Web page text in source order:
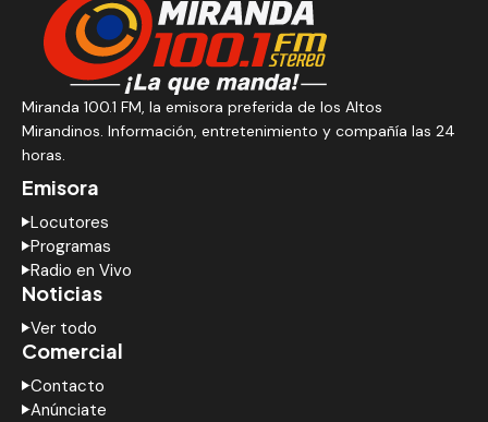
Miranda 100.1 FM, la emisora preferida de los Altos
Mirandinos. Información, entretenimiento y compañía las 24
horas.
Emisora
Locutores
Programas
Radio en Vivo
Noticias
Ver todo
Comercial
Contacto
Anúnciate